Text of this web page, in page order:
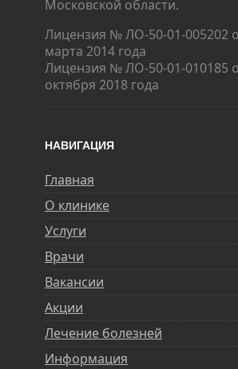
Московской области.
Лицензия № ЛО-50-01-005202
марта 2014 года
Лицензия № ЛО-50-01-010185
октября 2018 года
НАВИГАЦИЯ
Главная
О клинике
Услуги
Врачи
Вакансии
Акции
Лечение болезней
Информация